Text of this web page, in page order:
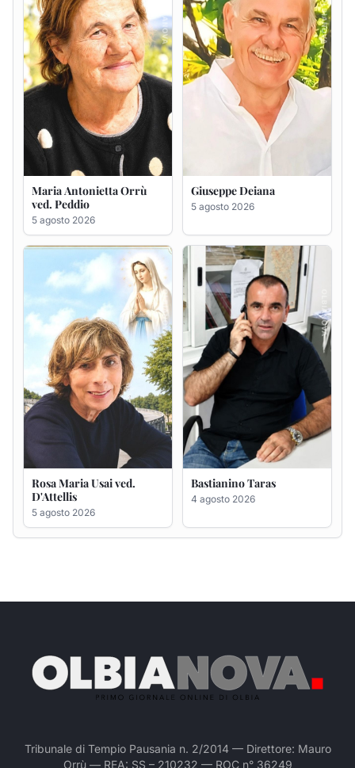
Rosa Maria Usai ved.
D'Attellis
5 agosto 2026
Bastianino Taras
4 agosto 2026
Tribunale di Tempio Pausania n. 2/2014 — Direttore: Mauro
Orrù — REA: SS – 210232 — ROC n° 36249